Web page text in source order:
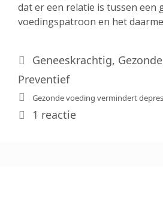
dat er een relatie is tussen een
voedingspatroon en het
Categorieën
Geneeskrachtig,
Preventief
Tags
Gezonde voeding vermindert
1 reactie